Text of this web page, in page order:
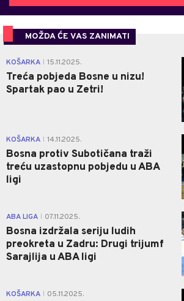
MOŽDA ĆE VAS ZANIMATI
KOŠARKA 15.11.2025.
Treća pobjeda Bosne u nizu!
Spartak pao u Zetri!
KOŠARKA 14.11.2025.
Bosna protiv Subotičana traži
treću uzastopnu pobjedu u ABA
ligi
ABA LIGA 07.11.2025.
Bosna izdržala seriju ludih
preokreta u Zadru: Drugi trijumf
Sarajlija u ABA ligi
KOŠARKA 05.11.2025.